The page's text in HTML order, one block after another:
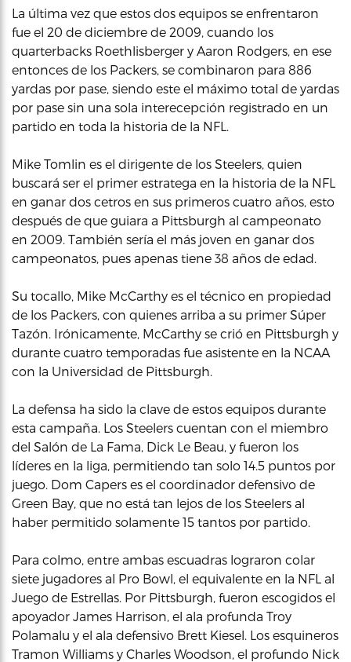
La última vez que estos dos equipos se enfrentaron
fue el 20 de diciembre de 2009, cuando los
quarterbacks Roethlisberger y Aaron Rodgers, en ese
entonces de los Packers, se combinaron para 886
yardas por pase, siendo este el máximo total de yardas
por pase sin una sola interecepción registrado en un
partido en toda la historia de la NFL.
Mike Tomlin es el dirigente de los Steelers, quien
buscará ser el primer estratega en la historia de la NFL
en ganar dos cetros en sus primeros cuatro años, esto
después de que guiara a Pittsburgh al campeonato
en 2009. También sería el más joven en ganar dos
campeonatos, pues apenas tiene 38 años de edad.
Su tocallo, Mike McCarthy es el técnico en propiedad
de los Packers, con quienes arriba a su primer Súper
Tazón. Irónicamente, McCarthy se crió en Pittsburgh y
durante cuatro temporadas fue asistente en la NCAA
con la Universidad de Pittsburgh.
La defensa ha sido la clave de estos equipos durante
esta campaña. Los Steelers cuentan con el miembro
del Salón de La Fama, Dick Le Beau, y fueron los
líderes en la liga, permitiendo tan solo 14.5 puntos por
juego. Dom Capers es el coordinador defensivo de
Green Bay, que no está tan lejos de los Steelers al
haber permitido solamente 15 tantos por partido.
Para colmo, entre ambas escuadras lograron colar
siete jugadores al Pro Bowl, el equivalente en la NFL al
Juego de Estrellas. Por Pittsburgh, fueron escogidos el
apoyador James Harrison, el ala profunda Troy
Polamalu y el ala defensivo Brett Kiesel. Los esquineros
Tramon Williams y Charles Woodson, el profundo Nick